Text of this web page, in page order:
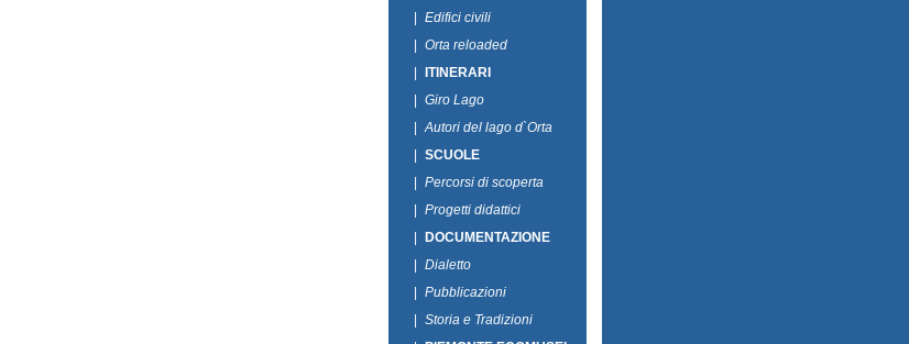
Edifici civili
Orta reloaded
ITINERARI
Giro Lago
Autori del lago d`Orta
SCUOLE
Percorsi di scoperta
Progetti didattici
DOCUMENTAZIONE
Dialetto
Pubblicazioni
Storia e Tradizioni